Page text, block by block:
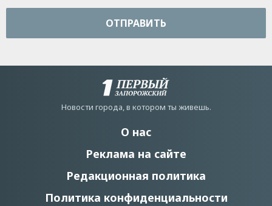
ОТПРАВИТЬ
Новости города, в котором ты живешь.
О нас
Реклама на сайте
Редакционная политика
Политика конфиденциальности